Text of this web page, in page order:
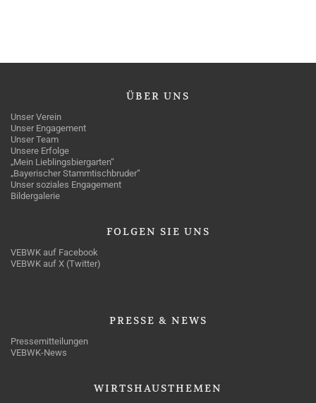
ÜBER UNS
Unser Verein
Unser Engagement
Unser Team
Unsere Erfolge
„Mein Lieblingsbiergarten“
„Bayerischer Stammtischbruder“
Unser soziales Engagement
Bildergalerie
FOLGEN SIE UNS
VEBWK auf Facebook
VEBWK auf X (Twitter)
PRESSE & NEWS
Pressemitteilungen
VEBWK-News
WIRTSHAUSTHEMEN